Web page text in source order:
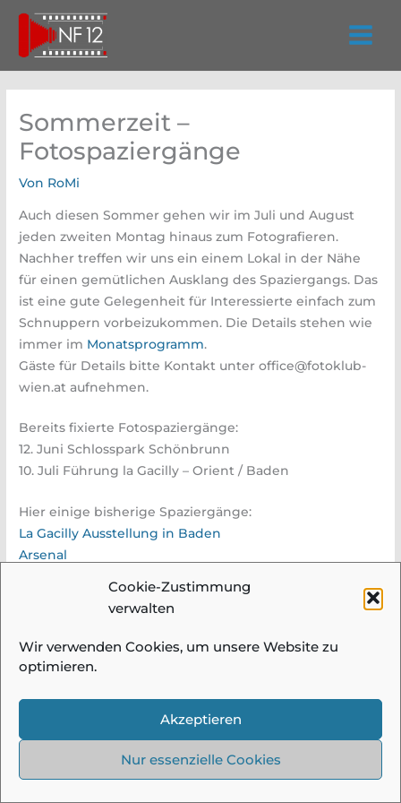
Cookie-Zustimmung
verwalten
Wir verwenden Cookies, um unsere Website zu
optimieren.
Akzeptieren
Nur essenzielle Cookies
springen
Sommerzeit –
Fotospaziergänge
Von RoMi
Auch diesen Sommer gehen wir im Juli und August
jeden zweiten Montag hinaus zum Fotografieren.
Nachher treffen wir uns ein einem Lokal in der Nähe
für einen gemütlichen Ausklang des Spaziergangs. Das
ist eine gute Gelegenheit für Interessierte einfach zum
Schnuppern vorbeizukommen. Die Details stehen wie
immer im Monatsprogramm.
Gäste für Details bitte Kontakt unter office@fotoklub-
wien.at aufnehmen.
Bereits fixierte Fotospaziergänge:
12. Juni Schlosspark Schönbrunn
10. Juli Führung la Gacilly – Orient / Baden
Hier einige bisherige Spaziergänge:
La Gacilly Ausstellung in Baden
Arsenal
© 2026 Fotogruppe Meidling | Impressum &
Datenschutz
diesen Seiten sind urheberrechtlich
geschützt und dürfen ohne Einwilligung
nicht verwendet werden!